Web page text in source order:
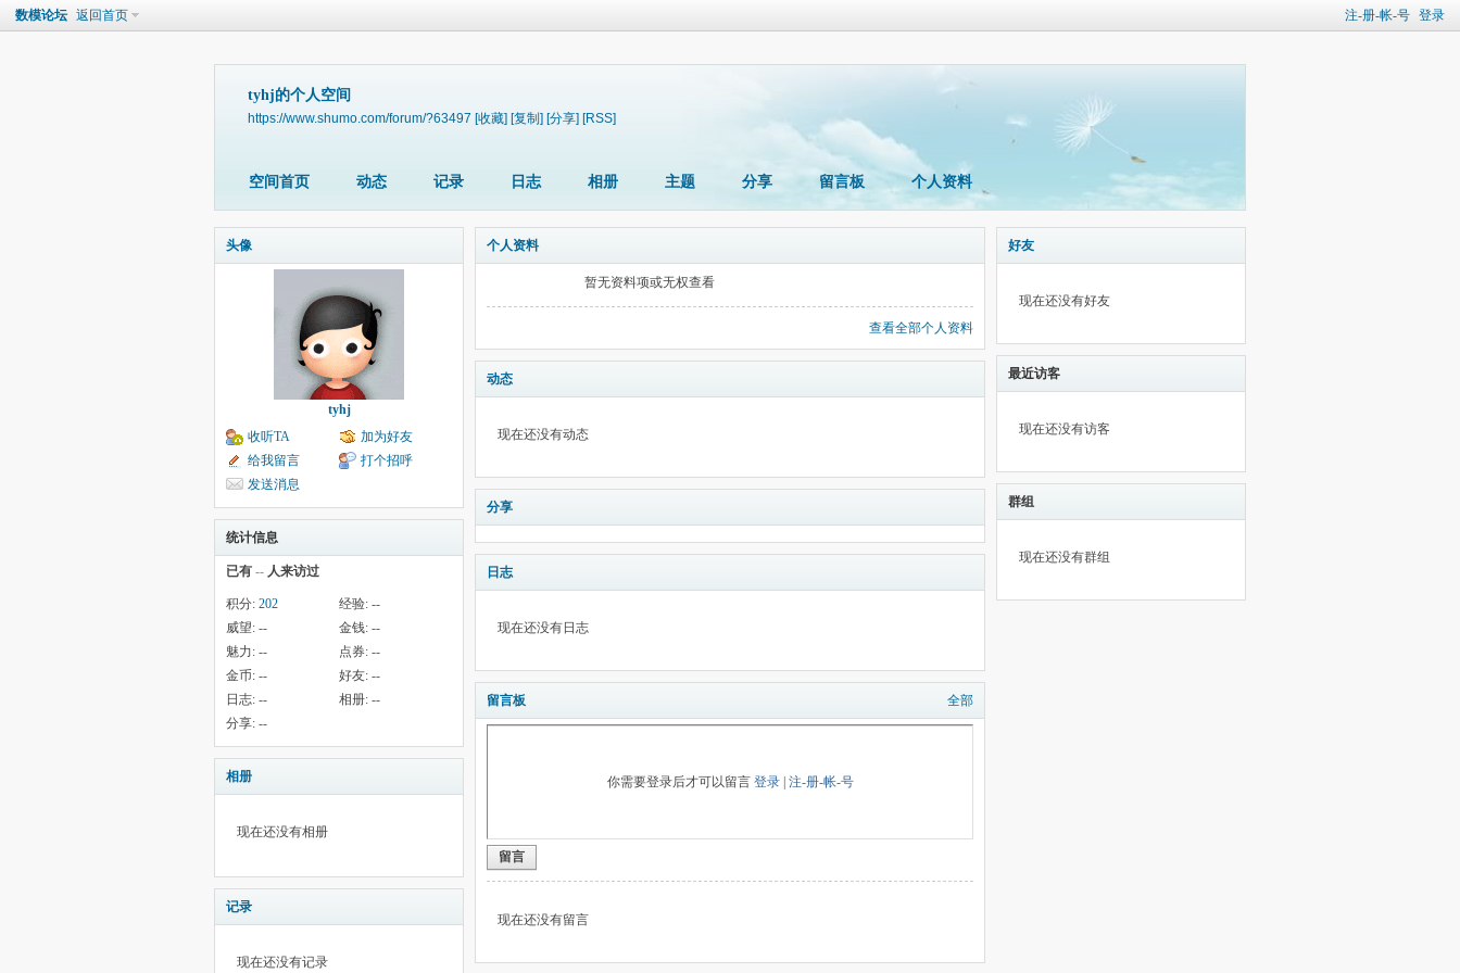
注-册-帐-号 登录
数模论坛 返回首页
tyhj的个人空间
https://www.shumo.com/forum/?63497 [收藏] [复制] [分享] [RSS]
空间首页 动态 记录 日志 相册 主题 分享 留言板 个人资料
头像
tyhj
收听TA
加为好友
给我留言
打个招呼
发送消息
统计信息
已有 -- 人来访过
积分: 202 经验: --
威望: -- 金钱: --
魅力: -- 点券: --
金币: -- 好友: --
日志: -- 相册: --
分享: --
相册
现在还没有相册
记录
现在还没有记录
个人资料
暂无资料项或无权查看
查看全部个人资料
动态
现在还没有动态
分享
日志
现在还没有日志
留言板 全部
你需要登录后才可以留言 登录| 注-册-帐-号
留言
现在还没有留言
好友
现在还没有好友
最近访客
现在还没有访客
群组
现在还没有群组